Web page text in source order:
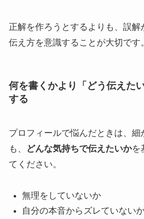
正解を作ろうとするよりも、誤解
伝え方を意識することが大切です。
何を書くかより「どう伝えた
する
プロフィールで悩んだときは、細
も、
どんな気持ちで伝えたいかを
てください。
無理をしていないか
自分の本音からズレていない